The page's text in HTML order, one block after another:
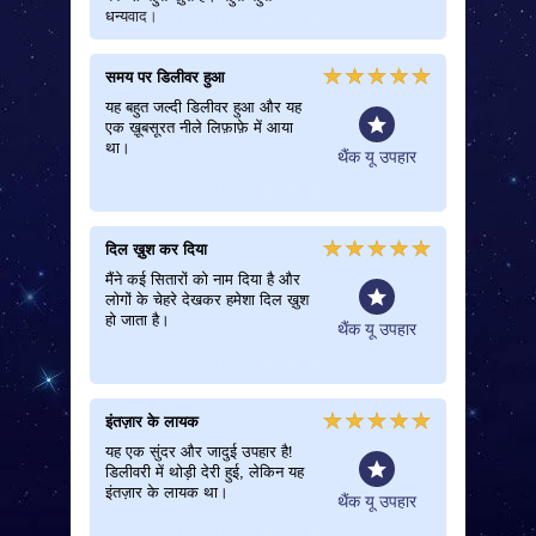
धन्यवाद।
समय पर डिलीवर हुआ
यह बहुत जल्दी डिलीवर हुआ और यह
एक ख़ूबसूरत नीले लिफ़ाफ़े में आया
था।
थैंक यू उपहार
दिल ख़ुश कर दिया
मैंने कई सितारों को नाम दिया है और
लोगों के चेहरे देखकर हमेशा दिल ख़ुश
हो जाता है।
थैंक यू उपहार
इंतज़ार के लायक
यह एक सुंदर और जादुई उपहार है!
डिलीवरी में थोड़ी देरी हुई, लेकिन यह
इंतज़ार के लायक था।
थैंक यू उपहार
पर आया
शानदार
बहुत ही
बहुत
ख़ूबसूरत
मैंने अपनी